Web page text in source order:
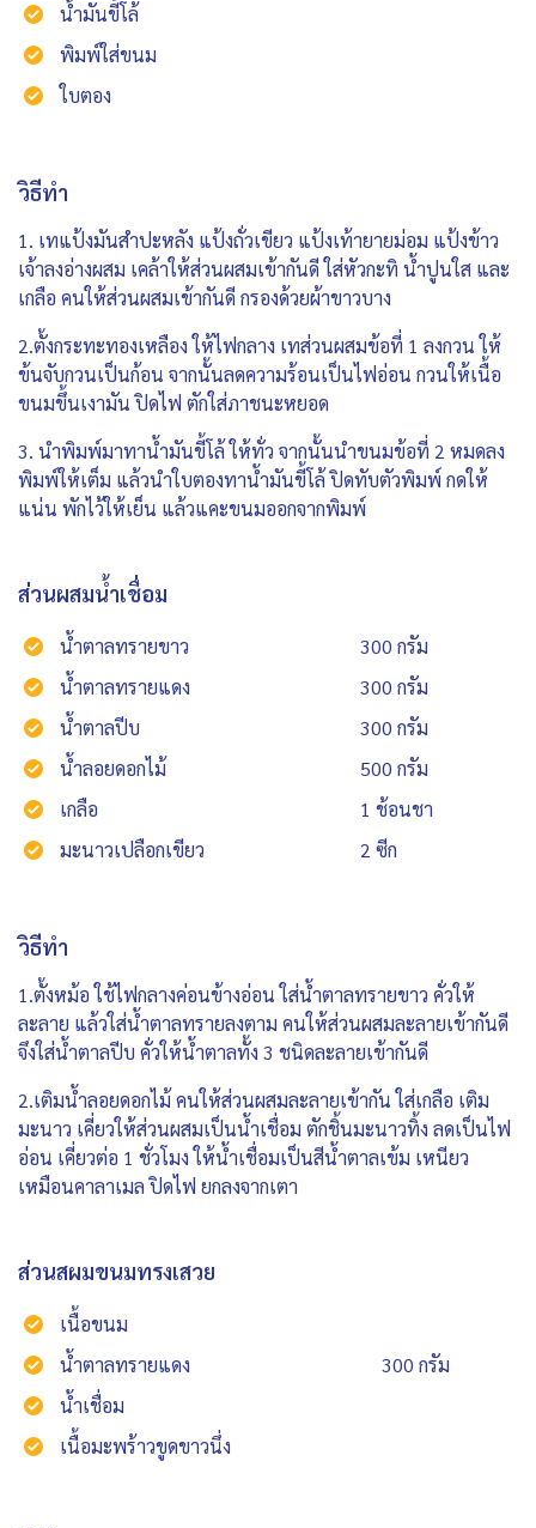
น้ำมันขี้โล้
พิมพ์ใส่ขนม
ใบตอง
วิธีทำ
1. เทแป้งมันสำปะหลัง แป้งถั่วเขียว แป้งเท้ายายม่อม แป้งข้าว
เจ้าลงอ่างผสม เคล้าให้ส่วนผสมเข้ากันดี ใส่หัวกะทิ น้ำปูนใส และ
เกลือ คนให้ส่วนผสมเข้ากันดี กรองด้วยผ้าขาวบาง
2.ตั้งกระทะทองเหลือง ให้ไฟกลาง เทส่วนผสมข้อที่ 1 ลงกวน ให้
ข้นจับกวนเป็นก้อน จากนั้นลดความร้อนเป็นไฟอ่อน กวนให้เนื้อ
ขนมขึ้นเงามัน ปิดไฟ ตักใส่ภาชนะหยอด
3. นำพิมพ์มาทาน้ำมันขี้โล้ ให้ทั่ว จากนั้นนำขนมข้อที่ 2 หมดลง
พิมพ์ให้เต็ม แล้วนำใบตองทาน้ำมันขี้โล้ ปิดทับตัวพิมพ์ กดให้
แน่น พักไว้ให้เย็น แล้วแคะขนมออกจากพิมพ์
ส่วนผสมน้ำเชื่อม
น้ำตาลทรายขาว
300 กรัม
น้ำตาลทรายแดง
300 กรัม
น้ำตาลปีบ
300 กรัม
น้ำลอยดอกไม้
500 กรัม
เกลือ
1 ช้อนชา
มะนาวเปลือกเขียว
2 ซีก
วิธีทำ
1.ตั้งหม้อ ใช้ไฟกลางค่อนข้างอ่อน ใส่น้ำตาลทรายขาว คั่วให้
ละลาย แล้วใส่น้ำตาลทรายลงตาม คนให้ส่วนผสมละลายเข้ากันดี
จึงใส่น้ำตาลปีบ คั่วให้น้ำตาลทั้ง 3 ชนิดละลายเข้ากันดี
2.เติมน้ำลอยดอกไม้ คนให้ส่วนผสมละลายเข้ากัน ใส่เกลือ เติม
มะนาว เคี่ยวให้ส่วนผสมเป็นน้ำเชื่อม ตักชิ้นมะนาวทิ้ง ลดเป็นไฟ
อ่อน เคี่ยวต่อ 1 ชั่วโมง ให้น้ำเชื่อมเป็นสีน้ำตาลเข้ม เหนียว
เหมือนคาลาเมล ปิดไฟ ยกลงจากเตา
ส่วนสผมขนมทรงเสวย
เนื้อขนม
น้ำตาลทรายแดง
300 กรัม
น้ำเชื่อม
เนื้อมะพร้าวขูดขาวนึ่ง